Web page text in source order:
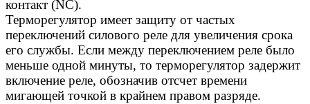
контакт (NC).
Терморегулятор имеет защиту от частых
переключений силового реле для увеличения срока
его службы. Если между переключением реле было
меньше одной минуты, то терморегулятор задержит
включение реле, обозначив отсчет времени
мигающей точкой в крайнем правом разряде.